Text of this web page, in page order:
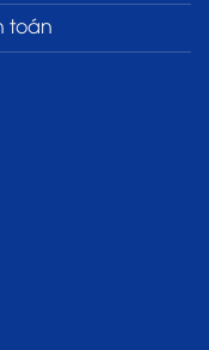
toán